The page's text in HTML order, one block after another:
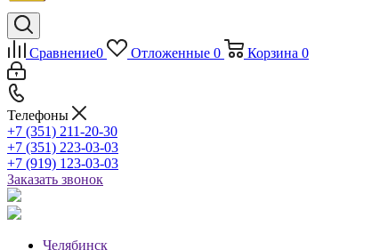
Сравнение0 Отложенные 0 Корзина 0
Телефоны
+7 (351) 211-20-30
+7 (351) 223-03-03
+7 (919) 123-03-03
Заказать звонок
Челябинск